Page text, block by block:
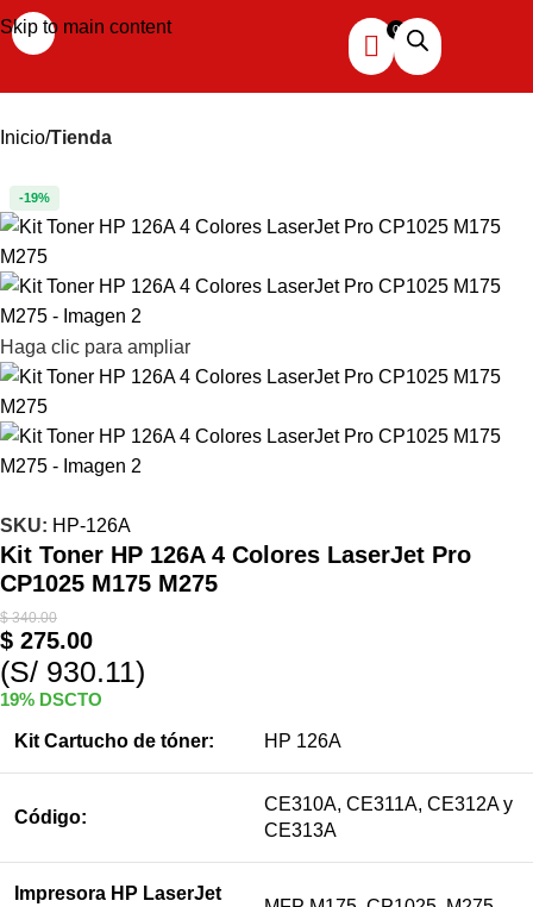
Skip to main content
Inicio Tienda
-19%
Haga clic para ampliar
SKU: HP-126A
Kit Toner HP 126A 4 Colores LaserJet Pro
CP1025 M175 M275
$340.00
$ 275.00
(S/ 930.11)
19% DSCTO
Kit Cartucho de tóner: HP 126A
Código:
CE310A, CE311A, CE312A y
CE313A
Impresora HP LaserJet